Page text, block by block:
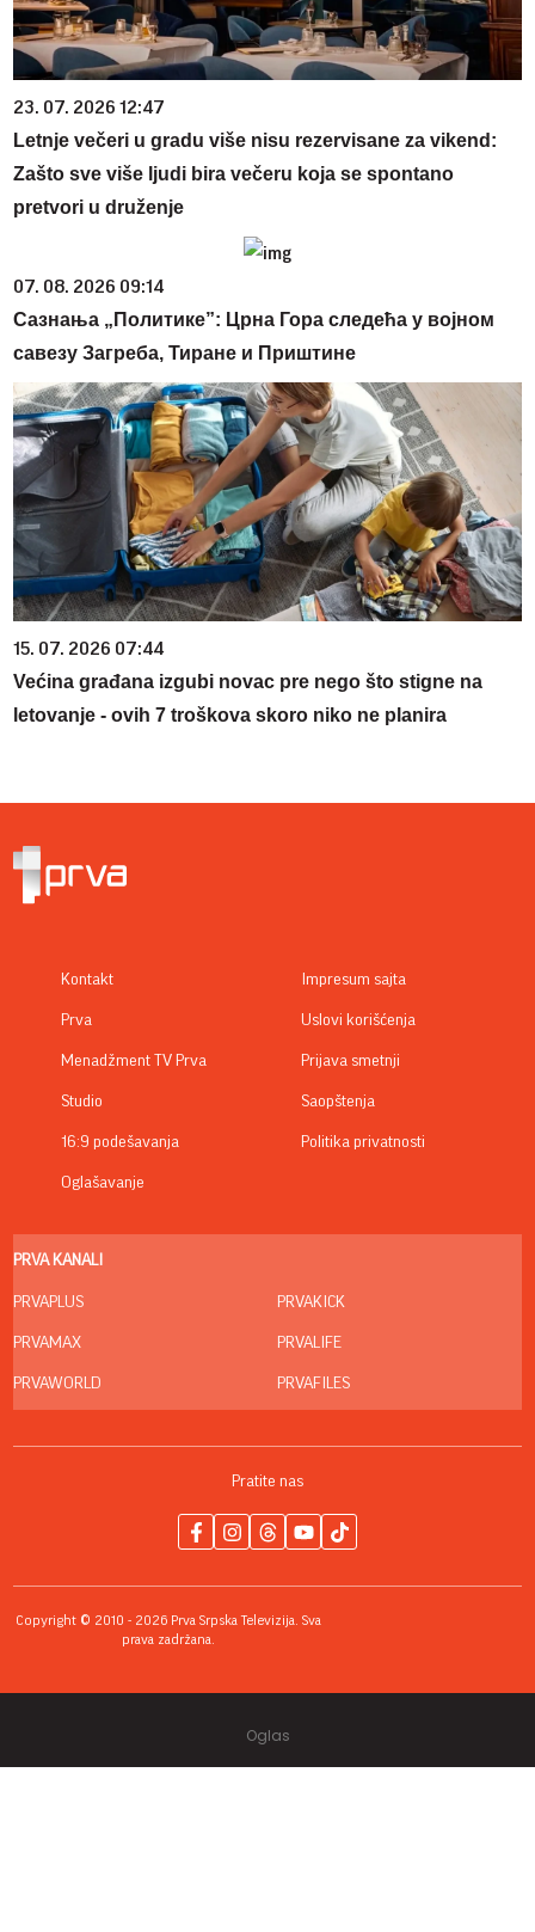
23. 07. 2026 12:47
Letnje večeri u gradu više nisu rezervisane za vikend:
Zašto sve više ljudi bira večeru koja se spontano
pretvori u druženje
07. 08. 2026 09:14
Сазнања „Политике”: Црна Гора следећа у војном
савезу Загреба, Тиране и Приштине
15. 07. 2026 07:44
Većina građana izgubi novac pre nego što stigne na
letovanje - ovih 7 troškova skoro niko ne planira
Kontakt
Prva
Menadžment TV Prva
Studio
16:9 podešavanja
Oglašavanje
Impresum sajta
Uslovi korišćenja
Prijava smetnji
Saopštenja
Politika privatnosti
PRVA KANALI
PRVAPLUS
PRVAMAX
PRVAWORLD
PRVAKICK
PRVALIFE
PRVAFILES
Pratite nas
Copyright © 2010 - 2026 Prva Srpska Televizija. Sva
prava zadržana.